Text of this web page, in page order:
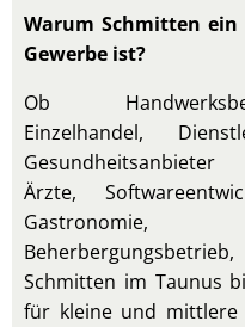
Warum Schmitten
Gewerbe ist?
Ob
Einzelhandel,
Ärzte,
Gastronomie,
Schmitten im Taunus
für kleine und mittlere